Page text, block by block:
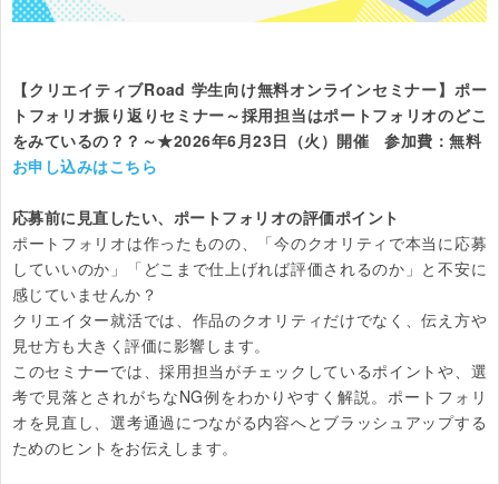
【クリエイティブRoad 学生向け無料オンラインセミナー】ポー
トフォリオ振り返りセミナー～採用担当はポートフォリオのどこ
をみているの？？～★2026年6月23日（火）開催　参加費：無料
お申し込みはこちら
応募前に見直したい、ポートフォリオの評価ポイント
ポートフォリオは作ったものの、「今のクオリティで本当に応募
していいのか」「どこまで仕上げれば評価されるのか」と不安に
感じていませんか？
クリエイター就活では、作品のクオリティだけでなく、伝え方や
見せ方も大きく評価に影響します。
このセミナーでは、採用担当がチェックしているポイントや、選
考で見落とされがちなNG例をわかりやすく解説。ポートフォリ
オを見直し、選考通過につながる内容へとブラッシュアップする
ためのヒントをお伝えします。